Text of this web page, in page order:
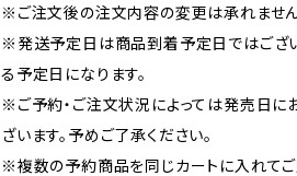
※ご注文後の注文内容の変更は承れません
※発送予定日は商品到着予定日ではござ
る予定日になります。
※ご予約・ご注文状況によっては発売日に
ざいます。予めご了承ください。
※複数の予約商品を同じカートに入れて